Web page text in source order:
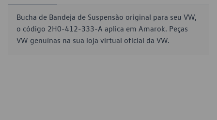
Bucha de Bandeja de Suspensão original para seu VW,
o código 2H0-412-333-A aplica em Amarok. Peças
VW genuínas na sua loja virtual oficial da VW.